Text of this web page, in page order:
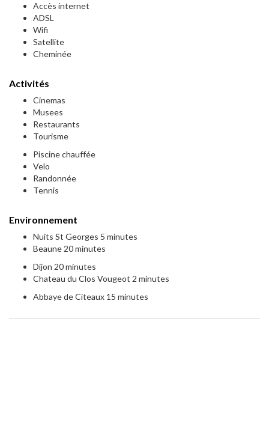
Accès internet
ADSL
Wifi
Satellite
Cheminée
Activités
Cinemas
Musees
Restaurants
Tourisme
Piscine chauffée
Velo
Randonnée
Tennis
Environnement
Nuits St Georges 5 minutes
Beaune 20 minutes
Dijon 20 minutes
Chateau du Clos Vougeot 2 minutes
Abbaye de Citeaux 15 minutes